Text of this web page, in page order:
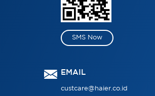
SMS Now
EMAIL
custcare@haier.co.id